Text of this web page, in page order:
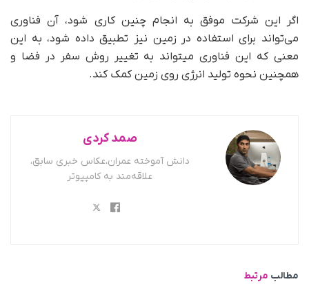
اگر این شرکت موفق به انجام چنین کاری شود، آن فناوری
می‌تواند برای استفاده در زمین نیز تطبیق داده شود، به این
معنی که این فناوری میتواند به تغییر روش سفر در فضا و
همچنین نحوه تولید انرژی روی زمین کمک کند.
صمد کردی
دانش آموخته عمران،عکاس خبری سابق،
علاقه‌مند به کامپیوتر
مطالب مرتبط